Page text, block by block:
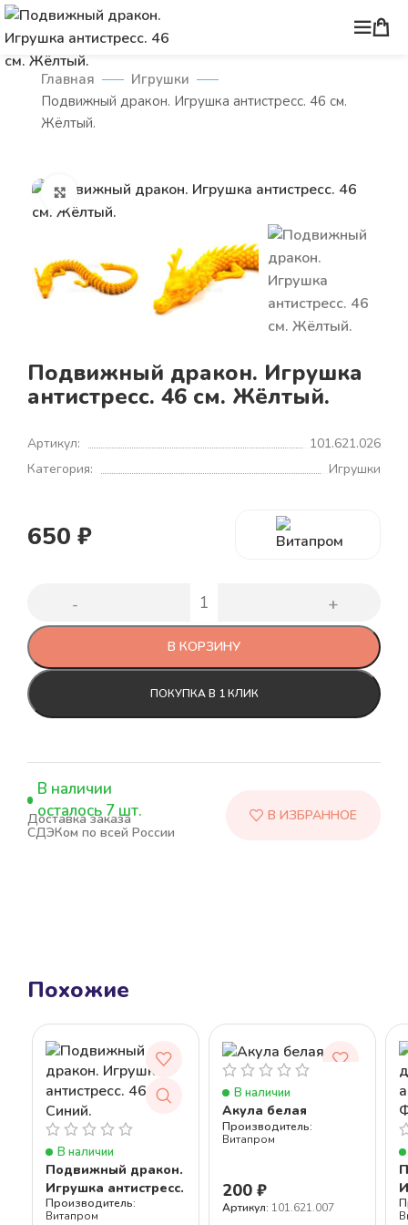
Главная
Игрушки
Подвижный дракон. Игрушка антистресс. 46 см.
Жёлтый.
Нажмите, чтобы увеличить
Подвижный дракон. Игрушка
антистресс. 46 см. Жёлтый.
650 ₽
В наличии
осталось 7 шт.
В КОРЗИНУ
ПОКУПКА В 1 КЛИК
Доставка заказа
СДЭКом по всей России
Артикул:
101.621.026
Категория:
Игрушки
Похожие
Подвижный дракон.
Игрушка антистресс.
46 см. Синий.
Витапром
В наличии
Акула белая
Витапром
В наличии
200 ₽
Артикул: 101.621.007